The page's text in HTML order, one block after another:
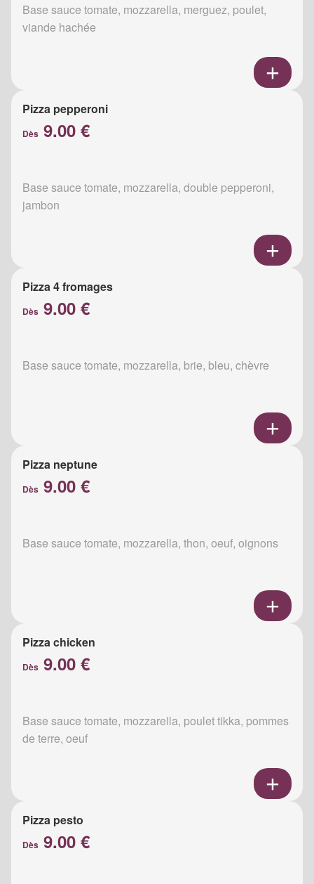
Base sauce tomate, mozzarella, merguez, poulet,
viande hachée
Pizza pepperoni
Dès 9.00 €
Base sauce tomate, mozzarella, double pepperoni,
jambon
Pizza 4 fromages
Dès 9.00 €
Base sauce tomate, mozzarella, brie, bleu, chèvre
Pizza neptune
Dès 9.00 €
Base sauce tomate, mozzarella, thon, oeuf, oignons
Pizza chicken
Dès 9.00 €
Base sauce tomate, mozzarella, poulet tikka, pommes
de terre, oeuf
Pizza pesto
Dès 9.00 €